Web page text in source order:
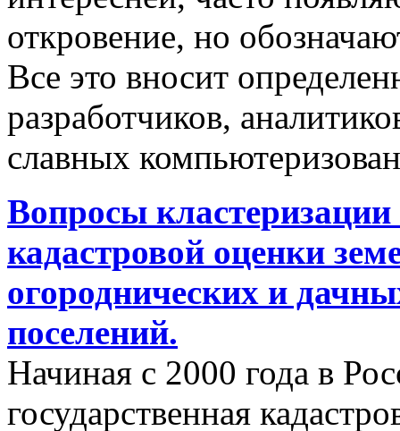
откровение, но
Все это вносит
разработчиков,
славных
Вопросы кластеризации
кадастровой оценки
огороднических и
поселений.
Начиная с 2000 года в
государственная